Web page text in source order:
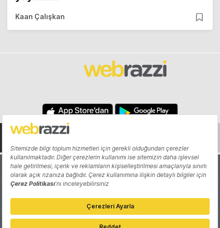
Kaan Çalışkan
Hakkında Yazarlar
Katkıda Bulun Reklam